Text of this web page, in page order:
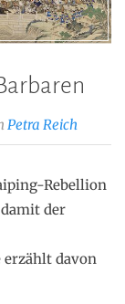
Petra Reich
Rebellion
der
erzählt davon